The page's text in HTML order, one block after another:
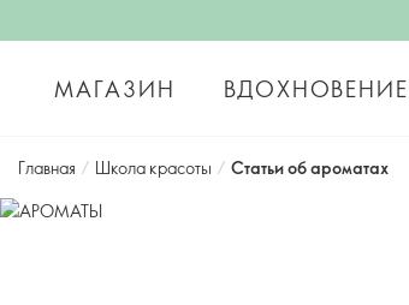
МАГАЗИН ВДОХНОВЕНИЕ
Главная / Школа красоты / Статьи об ароматах